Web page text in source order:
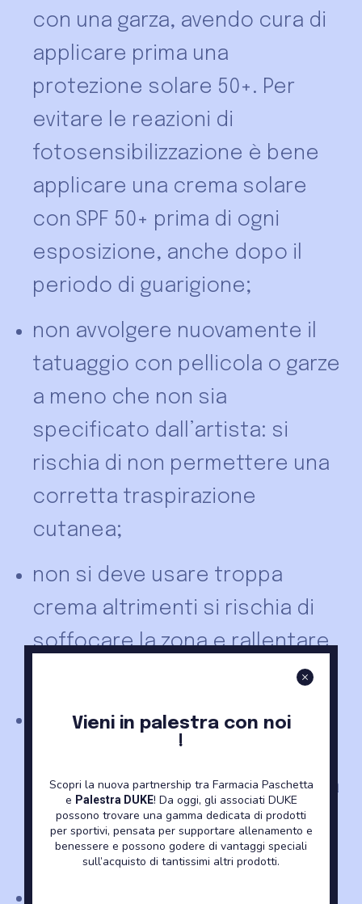
con una garza, avendo cura di
applicare prima una
protezione solare 50+. Per
evitare le reazioni di
fotosensibilizzazione è bene
applicare una crema solare
con SPF 50+ prima di ogni
esposizione, anche dopo il
periodo di guarigione;
non avvolgere nuovamente il
tatuaggio con pellicola o garze
a meno che non sia
specificato dall’artista: si
rischia di non permettere una
corretta traspirazione
cutanea;
non si deve usare troppa
crema altrimenti si rischia di
soffocare la zona e rallentare
è bene evitare prodotti
profumati e/o a base alcolica
perché possono infiammare la
zona tatuata provocando
prurito o dolore;
Vieni in palestra con noi
!
Scopri la nuova partnership tra Farmacia Paschetta
e Palestra DUKE! Da oggi, gli associati DUKE
possono trovare una gamma dedicata di prodotti
per sportivi, pensata per supportare allenamento e
benessere e possono godere di vantaggi speciali
sull’acquisto di tantissimi altri prodotti.